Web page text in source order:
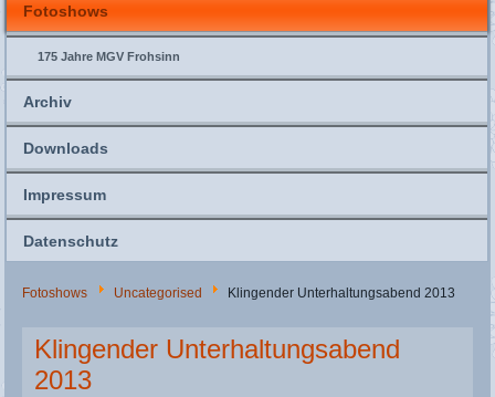
Fotoshows
175 Jahre MGV Frohsinn
Archiv
Downloads
Impressum
Datenschutz
Fotoshows Uncategorised Klingender Unterhaltungsabend 2013
Klingender Unterhaltungsabend
2013